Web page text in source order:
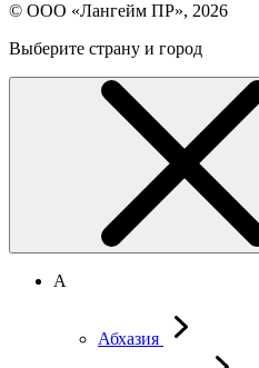
© ООО «Лангейм ПР», 2026
Выберите страну и город
А
Абхазия